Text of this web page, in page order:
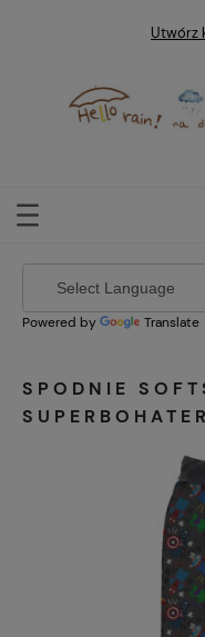
Utwórz
Powered by Translate
SPODNIE